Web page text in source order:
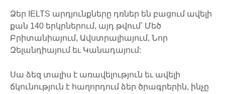
Ձեր IELTS արդյունքները դռներ են բացում ավելի
քան 140 երկրներում, այդ թվում՝ Մեծ
Բրիտանիայում, Ավստրալիայում, Նոր
Զելանդիայում եւ Կանադայում:
Սա ձեզ տալիս է առավելություն եւ ավելի
ճկունություն է հաղորդում ձեր ծրագրերին, ինչը